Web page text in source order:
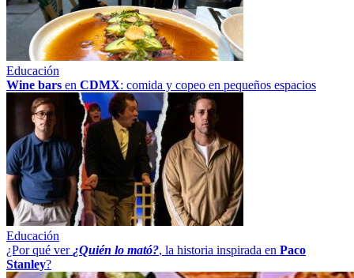
Educación
Wine bars en CDMX: comida y copeo en pequeños espacios
Educación
¿Por qué ver ¿Quién lo mató?, la historia inspirada en Paco
Stanley?